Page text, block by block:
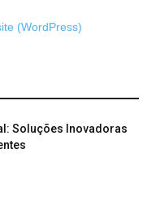
Soluções Inovadoras